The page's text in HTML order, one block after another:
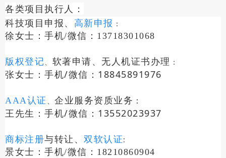
各类项目执行人：
科技项目申报、 高新申报 ：
徐女士：手机/微信：13718301068
版权登记、 软著申请、无人机证书办理 ：
张女士：手机/微信：18845891976
AAA认证 、 企业服务资质业务 ：
王先生：手机/微信：13552023937
商标注册与转让 、 双软认证:
景女士：手机/微信：18210860904